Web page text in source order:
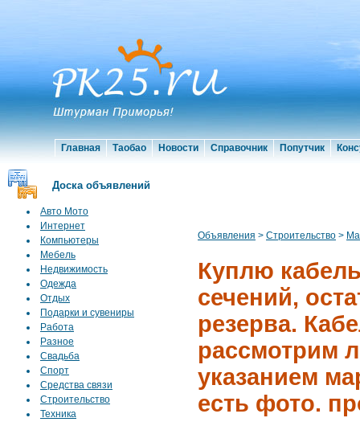
Главная Таобао Новости Справочник Попутчик
Доска объявлений
Авто Мото
Интернет
Компьютеры
Мебель
Недвижимость
Одежда
Отдых
Подарки и сувениры
Работа
Разное
Свадьба
Спорт
Средства связи
Строительство
Техника
Объявления > Строительство >
Куплю
сечений,
резерва.
рассмотрим
указанием
есть фото.